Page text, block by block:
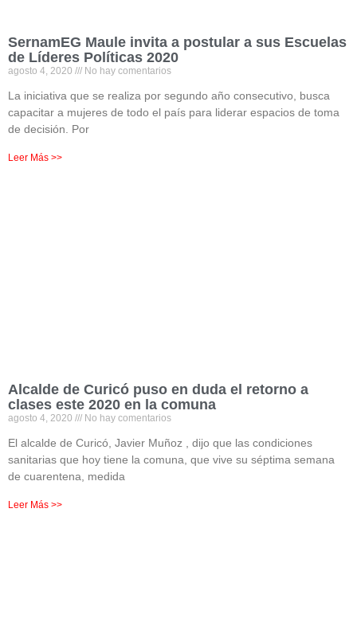
SernamEG Maule invita a postular a sus Escuelas
de Líderes Políticas 2020
agosto 4, 2020 No hay comentarios
La iniciativa que se realiza por segundo año consecutivo, busca
capacitar a mujeres de todo el país para liderar espacios de toma
de decisión. Por
Leer Más >>
Alcalde de Curicó puso en duda el retorno a
clases este 2020 en la comuna
agosto 4, 2020 No hay comentarios
El alcalde de Curicó, Javier Muñoz , dijo que las condiciones
sanitarias que hoy tiene la comuna, que vive su séptima semana
de cuarentena, medida
Leer Más >>